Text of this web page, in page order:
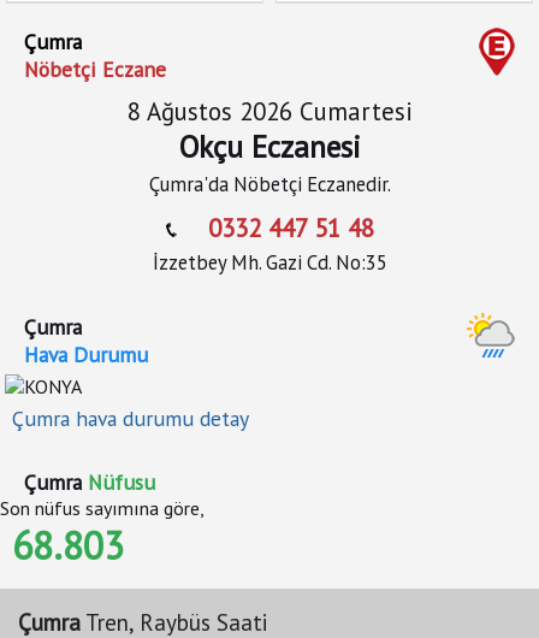
Çumra
Nöbetçi Eczane
8 Ağustos 2026 Cumartesi
Okçu Eczanesi
Çumra'da Nöbetçi Eczanedir.
0332 447 51 48
İzzetbey Mh. Gazi Cd. No:35
Çumra
Hava Durumu
Çumra hava durumu detay
Çumra Nüfusu
Son nüfus sayımına göre,
68.803
Çumra Tren, Raybüs Saati